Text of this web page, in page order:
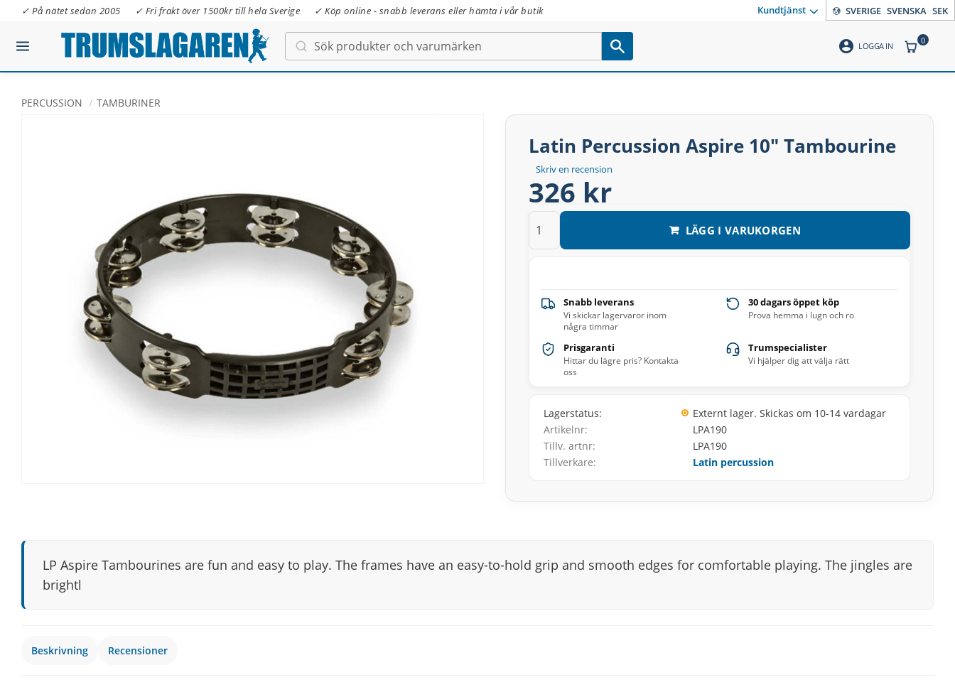
✓ På nätet sedan 2005 ✓ Fri frakt över 1500kr till hela Sverige ✓ Köp online - snabb leverans eller hämta i vår butik Kundtjänst SVERIGE SVENSKA SEK
account_circle LOGGA IN ANTAL
0
PERCUSSION TAMBURINER
Latin Percussion Aspire 10″ Tambourine
Skriv en recension
326 kr
LÄGG I VARUKORGEN
Snabb leverans
Vi skickar lagervaror inom
några timmar
30 dagars öppet köp
Prova hemma i lugn och ro
Prisgaranti
Hittar du lägre pris? Kontakta
oss
Trumspecialister
Vi hjälper dig att välja rätt
Lagerstatus
Externt lager. Skickas om 10-14 vardagar
Artikelnr
LPA190
Tillv. artnr
LPA190
Tillverkare
Latin percussion
LP Aspire Tambourines are fun and easy to play. The frames have an easy-to-hold grip and smooth edges for comfortable playing. The jingles are
brightl
Beskrivning Recensioner